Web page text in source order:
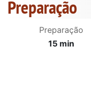
Preparação
Preparação
15 min